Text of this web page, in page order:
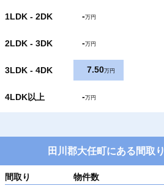
1LDK - 2DK -万円
2LDK - 3DK -万円
3LDK - 4DK 7.50万円
4LDK以上 -万円
田川郡大任町にある間取
間取り 物件数